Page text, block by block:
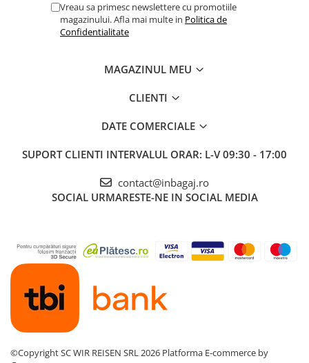
Vreau sa primesc newslettere cu promotiile
magazinului. Afla mai multe in Politica de
Confidentialitate
MAGAZINUL MEU
CLIENTI
DATE COMERCIALE
SUPORT CLIENTI INTERVALUL ORAR: L-V 09:30 - 17:00
contact@inbagaj.ro
SOCIAL URMARESTE-NE IN SOCIAL MEDIA
©Copyright SC WIR REISEN SRL 2026 Platforma E-commerce by